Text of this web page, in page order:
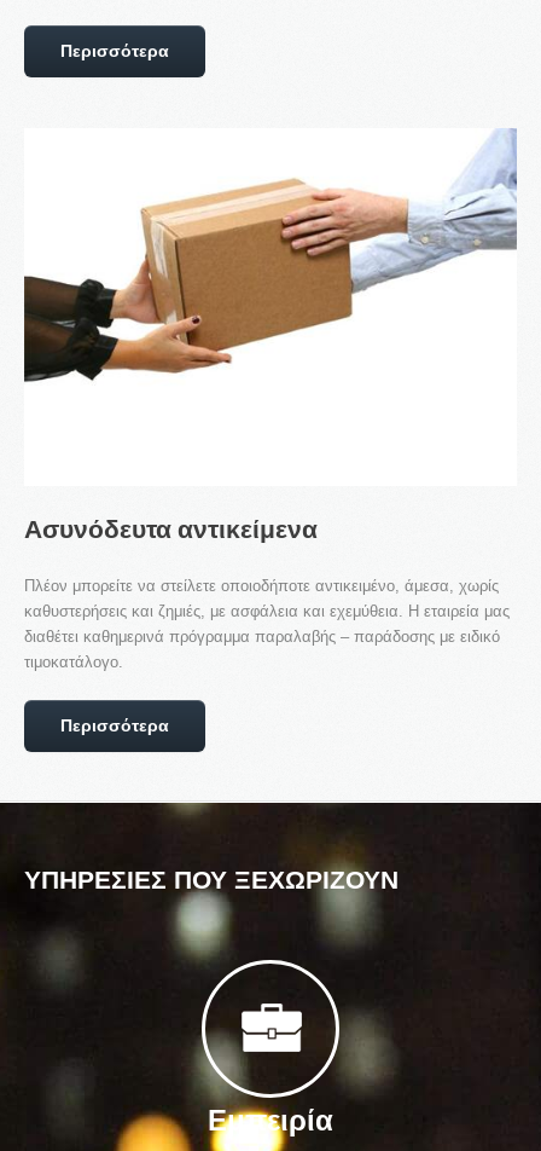
Περισσότερα
Ασυνόδευτααντικείμενα
Πλέον μπορείτε να στείλετε οποιοδήποτε αντικειμένο, άμεσα, χωρίς
καθυστερήσεις και ζημιές, με ασφάλεια και εχεμύθεια. Η εταιρεία μας
διαθέτει καθημερινά πρόγραμμα παραλαβής – παράδοσης με ειδικό
τιμοκατάλογο.
Περισσότερα
ΥΠΗΡΕΣΙΕΣ ΠΟΥ ΞΕΧΩΡΙΖΟΥΝ
Εμπειρία